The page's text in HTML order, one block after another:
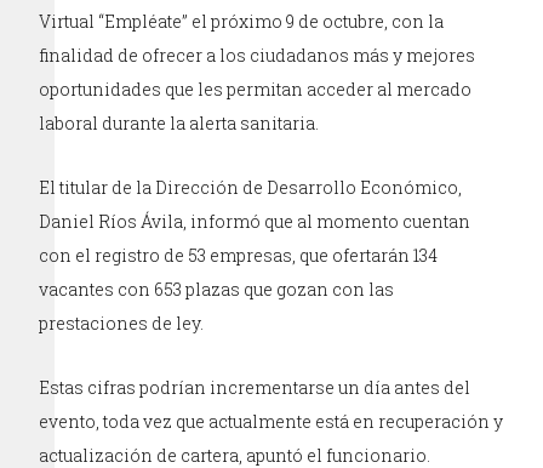
Virtual “Empléate” el próximo 9 de octubre, con la
finalidad de ofrecer a los ciudadanos más y mejores
oportunidades que les permitan acceder al mercado
laboral durante la alerta sanitaria.
El titular de la Dirección de Desarrollo Económico,
Daniel Ríos Ávila, informó que al momento cuentan
con el registro de 53 empresas, que ofertarán 134
vacantes con 653 plazas que gozan con las
prestaciones de ley.
Estas cifras podrían incrementarse un día antes del
evento, toda vez que actualmente está en recuperación y
actualización de cartera, apuntó el funcionario.